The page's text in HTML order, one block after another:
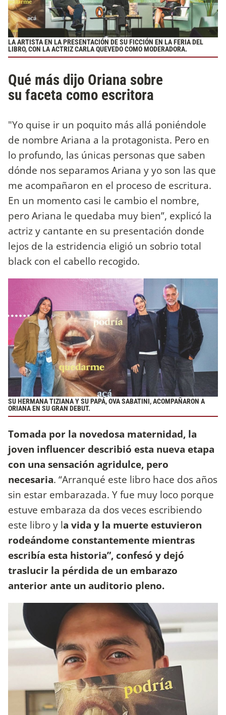
LA ARTISTA EN LA PRESENTACIÓN DE SU FICCIÓN EN LA FERIA DEL
LIBRO, CON LA ACTRIZ CARLA QUEVEDO COMO MODERADORA.
Qué más dijo Oriana sobre
su faceta como escritora
"Yo quise ir un poquito más allá poniéndole
de nombre Ariana a la protagonista. Pero en
lo profundo, las únicas personas que saben
dónde nos separamos Ariana y yo son las que
me acompañaron en el proceso de escritura.
En un momento casi le cambio el nombre,
pero Ariana le quedaba muy bien”, explicó la
actriz y cantante en su presentación donde
lejos de la estridencia eligió un sobrio total
black con el cabello recogido.
SU HERMANA TIZIANA Y SU PAPÁ, OVA SABATINI, ACOMPAÑARON A
ORIANA EN SU GRAN DEBUT.
Tomada por la novedosa maternidad, la
joven influencer describió esta nueva etapa
con una sensación agridulce, pero
necesaria. “Arranqué este libro hace dos años
sin estar embarazada. Y fue muy loco porque
estuve embaraza da dos veces escribiendo
este libro y la vida y la muerte estuvieron
rodeándome constantemente mientras
escribía esta historia”, confesó y dejó
traslucir la pérdida de un embarazo
anterior ante un auditorio pleno.